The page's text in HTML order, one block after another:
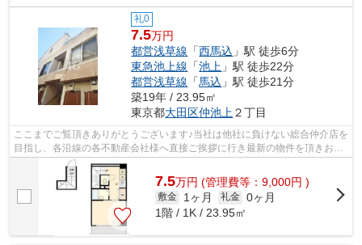
礼0
7.5万円
都営浅草線 「西馬込 」駅 徒歩6分
東急池上線 「池上 」駅 徒歩22分
都営浅草線 「馬込 」駅 徒歩21分
築19年 / 23.95㎡
東京都大田区仲池上２丁目
ここまでご覧頂きありがとうございます♪当社は他社に負けない総合仲介店を
目指し、各沿線の各不動産会社様へ直接ご挨拶に行き最新の物件を頂きお客
様へ提供しております！最新の情報は...
7.5万円 (管理費等：9,000円 )
敷金 1ヶ月 礼金 0ヶ月
1階 / 1K / 23.95㎡